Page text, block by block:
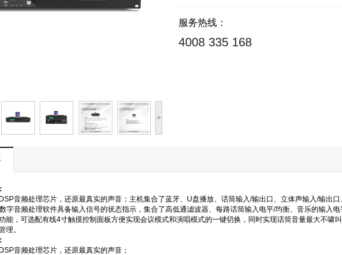
>
服务热线：
4008 335 168
音频处理芯片，还原最真实的声音；主机集合了蓝牙、U盘播放、话筒输入/输出口、立体声输入/输出
字音频处理软件具备输入信号的状态指示，集合了高低通滤波器、每路话筒输入电平/均衡、音乐的输入
能，可选配有线4寸触摸控制面板方便实现会议模式和演唱模式的一键切换，同时实现话筒音量最大不啸
理。
音频处理芯片，还原最真实的声音；